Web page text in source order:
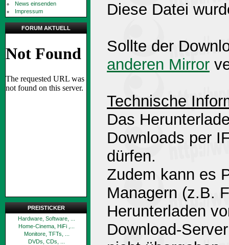
News einsenden
Impressum
FORUM AKTUELL
PREISTICKER
Hardware, Software, ...
Home-Cinema, HiFi ,...
Monitore, TFTs, ...
DVDs, CDs, ...
Diese Datei
Sollte der
anderen Mirror
Technische
Das
Downloads per
dürfen.
Zudem kann es
Managern (z.B.
Herunterladen
Download-